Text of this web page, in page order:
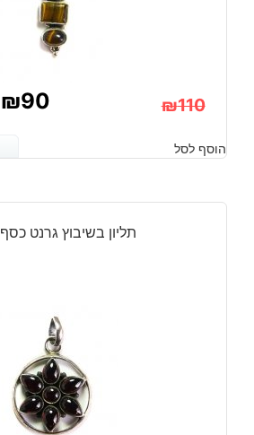
₪110
המקורי
היה:
₪90
הנוכחי
הוא:
הוסף לסל
תליון בשיבוץ גרנט כסף 925